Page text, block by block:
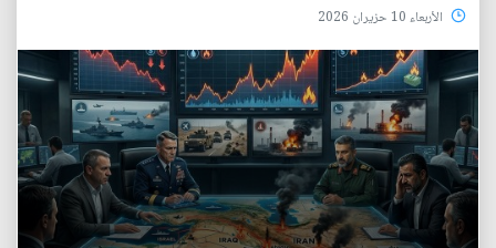
الأربعاء 10 حزيران 2026